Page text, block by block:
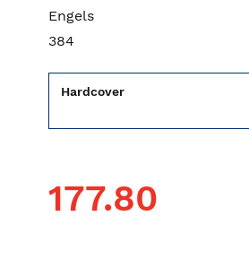
Engels
384
Hardcover
177.80